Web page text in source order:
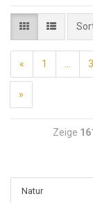
« 1 3
»
Zeige
Natur